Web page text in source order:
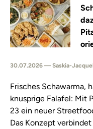
30.07.2026 — Saskia-
Frisches Schawarma,
knusprige Falafel: Mit
23 ein neuer
Das Konzept